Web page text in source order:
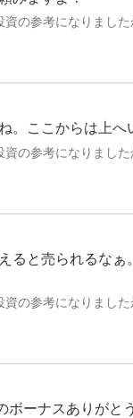
資の参考になりました
。ここからは上へ
資の参考になりました
ると売られるなぁ
資の参考になりました
ボーナスありがと